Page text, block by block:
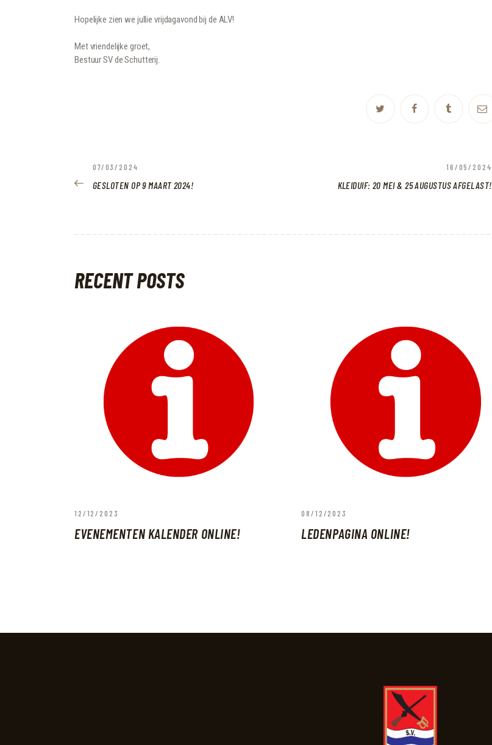
Hopelijke zien we jullie vrijdagavond bij de ALV!
Met vriendelijke groet,
Bestuur SV de Schutterij.
BERICHT
NAVIGATIE
PREVIOUS
POST:
07/03/2024
GESLOTEN OP 9 MAART 2024!
NEXT
POST:
16/05/2024
KLEIDUIF: 20 MEI & 25 AUGUSTUS AFGELAST!
RECENT POSTS
12/12/2023
EVENEMENTEN KALENDER ONLINE!
08/12/2023
LEDENPAGINA ONLINE!